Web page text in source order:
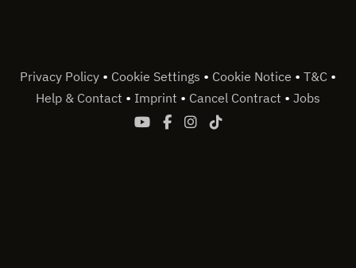
Privacy Policy • Cookie Settings • Cookie Notice • T&C •
Help & Contact • Imprint • Cancel Contract • Jobs